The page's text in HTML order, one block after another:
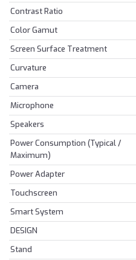
Contrast Ratio
Color Gamut
Screen Surface Treatment
Curvature
Camera
Microphone
Speakers
Power Consumption (Typical /
Maximum)
Power Adapter
Touchscreen
Smart System
DESIGN
Stand